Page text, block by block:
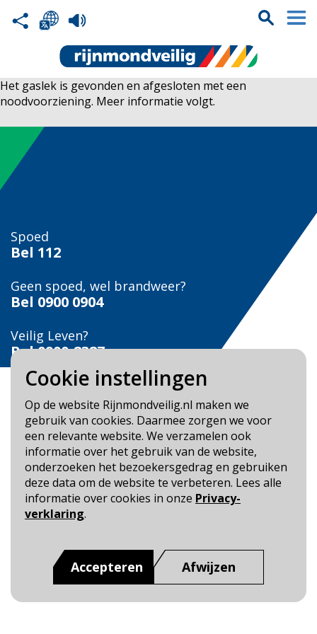
Cookie instellingen
Op de website Rijnmondveilig.nl maken we
gebruik van cookies. Daarmee zorgen we voor
een relevante website. We verzamelen ook
informatie over het gebruik van de website,
onderzoeken het bezoekersgedrag en gebruiken
deze data om de website te verbeteren. Lees alle
informatie over cookies in onze Privacy-
verklaring.
Accepteren Afwijzen
Het gaslek is gevonden en afgesloten met een
noodvoorziening. Meer informatie volgt.
Spoed
Bel 112
Geen spoed, wel brandweer?
Bel 0900 0904
Veilig Leven?
Bel 0900-8387
Blijf op de hoogte
Cookie- en Privacybeleid
Toegankelijkheid